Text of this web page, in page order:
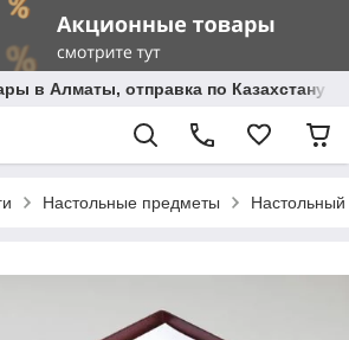
в Алматы, отправка по Казахстану.
Настольные предметы